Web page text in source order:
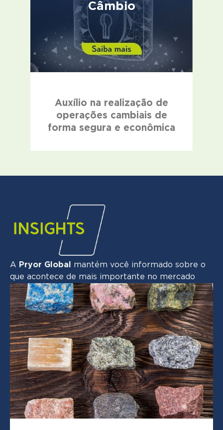
Câmbio
Auxílio na realização de
operações cambiais de
forma segura e econômica
A Pryor Global
mantém você informado sobre o
que acontece de mais importante no mercado